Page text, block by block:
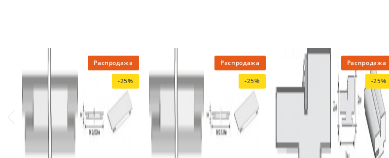
Распродажа
-25%
Распродажа
-25%
Распродажа
-25%